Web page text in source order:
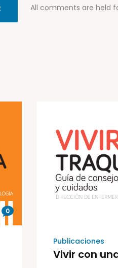
All comments are held
0
Publicaciones
Vivir con